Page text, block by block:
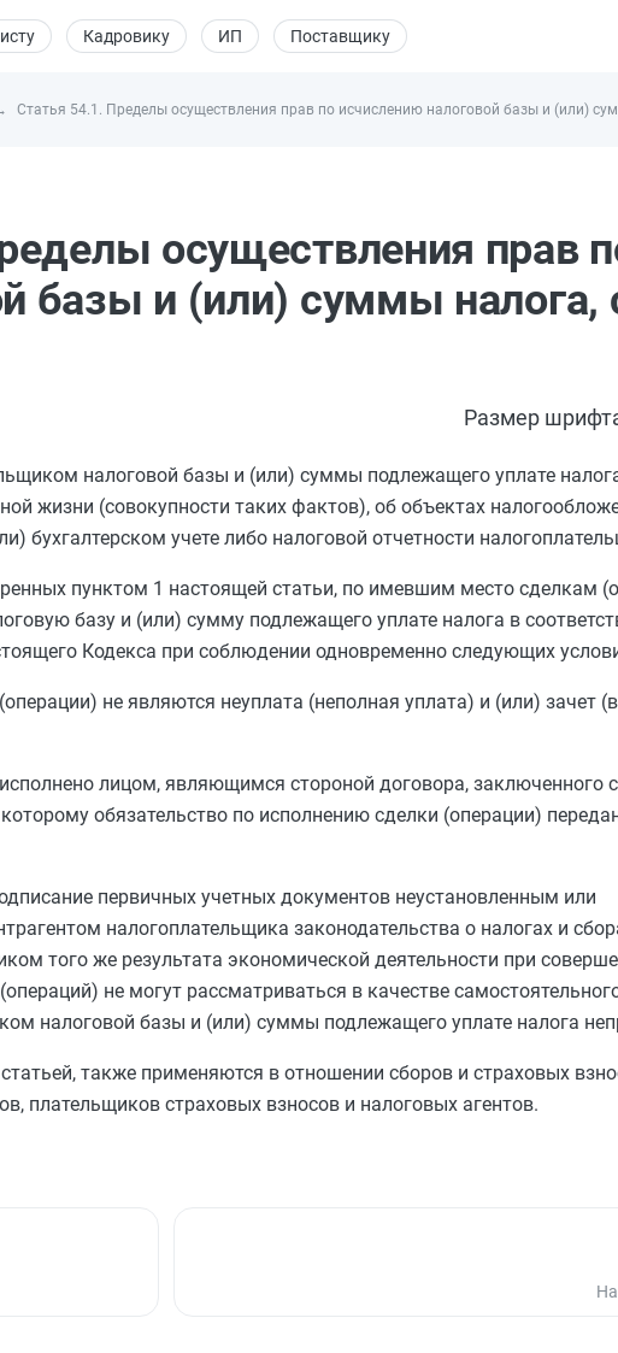
Кадровику ИП Поставщику
Статья 54.1. Пределы осуществления прав по исчислению налоговой базы и (или)
осуществления прав
базы и (или) суммы налога,
Размер
налоговой базы и (или) суммы подлежащего уплате
жизни (совокупности таких фактов), об объектах
бухгалтерском учете либо налоговой отчетности
пунктом 1 настоящей статьи, по имевшим место сделкам
базу и (или) сумму подлежащего уплате налога в
Кодекса при соблюдении одновременно следующих
не являются неуплата (неполная уплата) и (или) зачет
лицом, являющимся стороной договора, заключенного с
обязательство по исполнению сделки (операции)
первичных учетных документов неустановленным или
налогоплательщика законодательства о налогах и
того же результата экономической деятельности при
не могут рассматриваться в качестве
налоговой базы и (или) суммы подлежащего уплате налога
также применяются в отношении сборов и страховых
плательщиков страховых взносов и налоговых агентов.